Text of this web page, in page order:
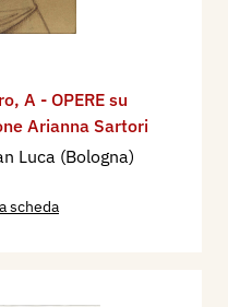
, A - OPERE su
Arianna Sartori
Luca (Bologna)
scheda